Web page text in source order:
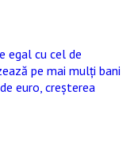
egal cu cel de
pe mai mulți bani
euro, creșterea